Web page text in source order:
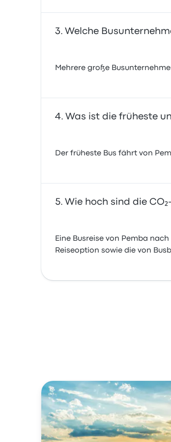
Welche
Mehrere große
Was ist die früheste
Der früheste Bus fährt von
Wie hoch sind die
Eine Busreise von Pemba
Reiseoption sowie die von